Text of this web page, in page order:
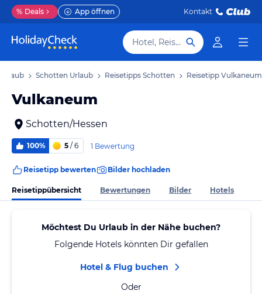
% Deals App öffnen Kontakt
Hotel, Reiseziel
Schotten Urlaub Reisetipps Schotten Reisetipp Vulkaneum
Vulkaneum
Schotten/Hessen
100% 5 / 6 1 Bewertung
Reisetipp bewerten Bilder hochladen
Reisetippübersicht Bewertungen Bilder Hotels
Möchtest Du Urlaub in der Nähe buchen?
Folgende Hotels könnten Dir gefallen
Hotel & Flug buchen
Oder